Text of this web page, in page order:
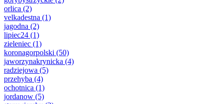
orlica (2)
velkadestna (1)
jagodna (2)
lipiec24 (1)
zieleniec (1)
koronagorpolski (50)
jaworzynakrynicka (4)
radziejowa (5)
przehyba (4)
ochotnica (1)
jordanow (5)